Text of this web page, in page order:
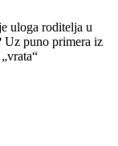
uloga roditelja u
Uz puno primera iz